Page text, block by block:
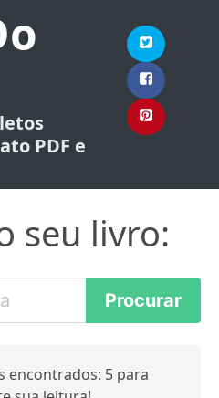
PDF e
seu livro:
encontrados: 5 para